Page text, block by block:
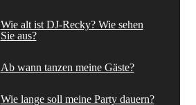
Wie alt ist DJ-Recky? Wie sehen
Sie aus?
Ab wann tanzen meine Gäste?
Wie lange soll meine Party dauern?